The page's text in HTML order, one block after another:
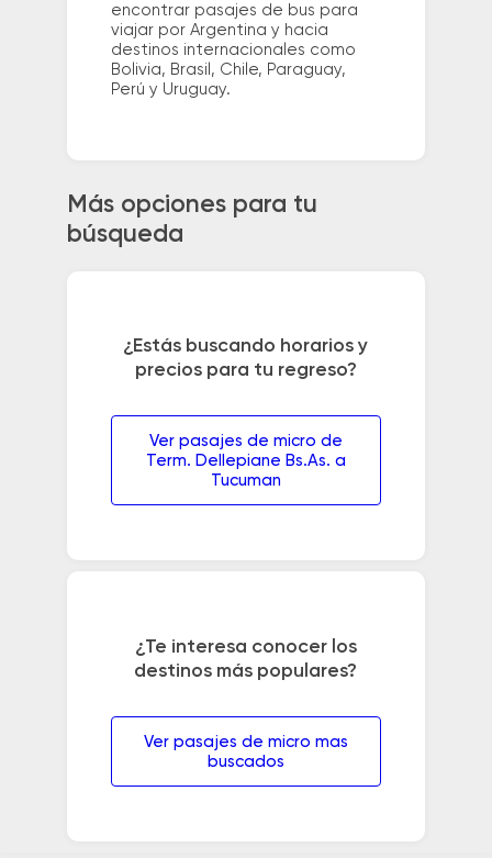
encontrar pasajes de bus para
viajar por Argentina y hacia
destinos internacionales como
Bolivia, Brasil, Chile, Paraguay,
Perú y Uruguay.
Más opciones para tu
búsqueda
¿Estás buscando horarios y
precios para tu regreso?
Ver pasajes de micro de
Term. Dellepiane Bs.As. a
Tucuman
¿Te interesa conocer los
destinos más populares?
Ver pasajes de micro mas
buscados